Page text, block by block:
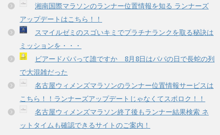
湘南国際マラソンのランナー位置情報を知る ランナーズ
アップデートはこちら！！
スマイルゼミのスゴいキミでプラチナランクを取る秘訣は
ミッションを・・・
ビアードパパって誰ですか 8月8日はパパの日で長蛇の列
で大混雑だった
名古屋ウィメンズマラソンのランナー位置情報サービスは
こちら！！ランナーズアップデートじゃなくてスポロク！！
名古屋ウィメンズマラソン終了後もランナー結果検索 ネ
ットタイムも確認できるサイトのご案内！